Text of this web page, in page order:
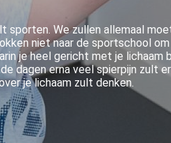
We zullen allemaal
niet naar de sportschool
je heel gericht met je lichaam
dagen erna veel spierpijn zult
je lichaam zult denken.